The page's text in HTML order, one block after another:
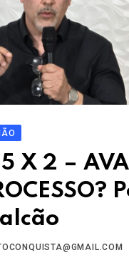
5 X 2 –